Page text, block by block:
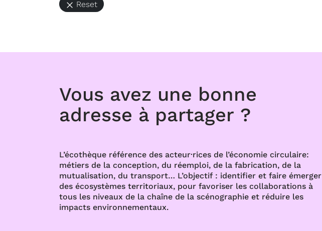
Reset
Vous avez une bonne
adresse à partager ?
L’écothèque référence des acteur·rices de l’économie circulaire:
métiers de la conception, du réemploi, de la fabrication, de la
mutualisation, du transport… L’objectif : identifier et faire émerger
des écosystèmes territoriaux, pour favoriser les collaborations à
tous les niveaux de la chaîne de la scénographie et réduire les
impacts environnementaux.